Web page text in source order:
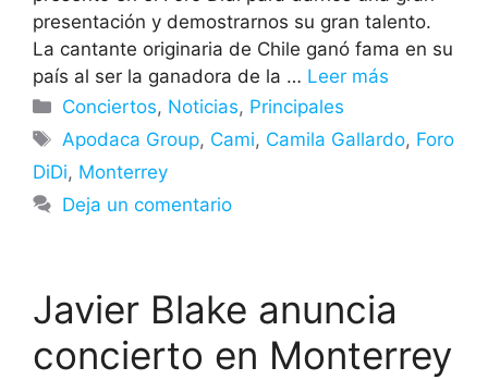
presentación y demostrarnos su gran talento.
La cantante originaria de Chile ganó fama en su
país al ser la ganadora de la … Leer más
Categorías
Conciertos, Noticias, Principales
Etiquetas
Apodaca Group, Cami, Camila Gallardo, Foro
DiDi, Monterrey
Deja un comentario
Javier Blake anuncia
concierto en Monterrey